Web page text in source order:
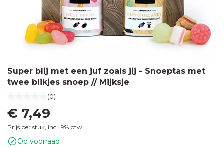
Super blij met een juf zoals jij - Snoeptas met
twee blikjes snoep // Mijksje
(0)
€ 7,49
Prijs per stuk, incl. 9% btw
Op voorraad